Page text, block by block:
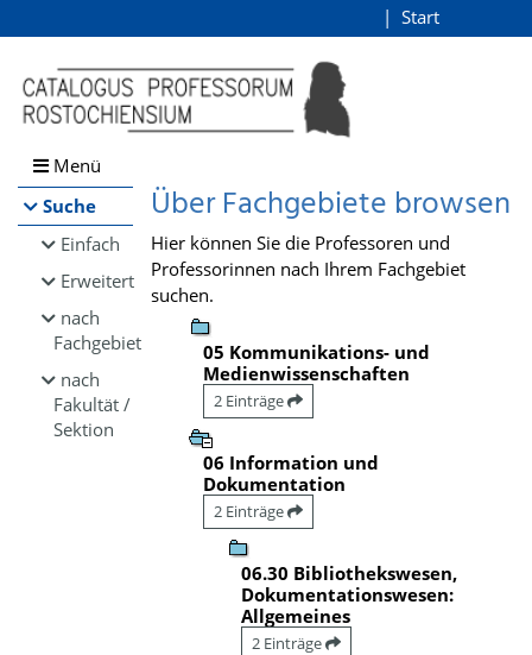
Browsen
direkt zum Inhalt
Start
Menü
Suche
Einfach
Erweitert
nach
Fachgebiet
nach
Fakultät /
Sektion
Über Fachgebiete browsen
Hier können Sie die Professoren und
Professorinnen nach Ihrem Fachgebiet
suchen.
05 Kommunikations- und
Medienwissenschaften
2 Einträge
06 Information und
Dokumentation
2 Einträge
06.30 Bibliothekswesen,
Dokumentationswesen:
Allgemeines
2 Einträge